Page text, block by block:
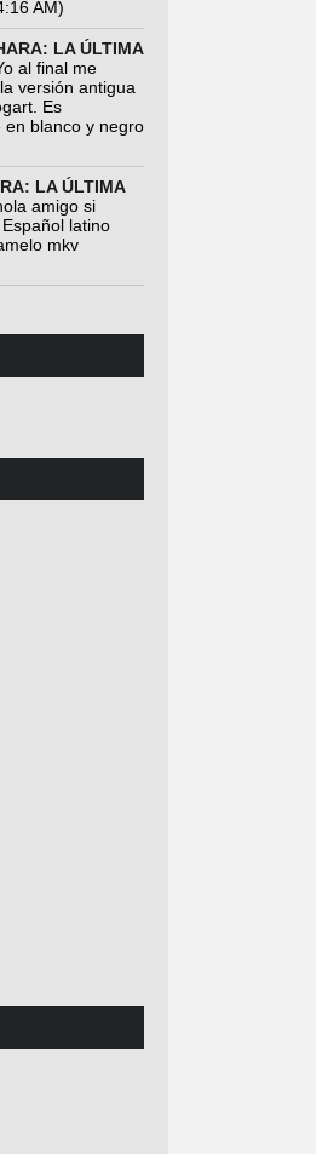
AM)
LA ÚLTIMA
al final me
versión antigua
Es
en blanco y negro
LA ÚLTIMA
amigo si
latino
mkv